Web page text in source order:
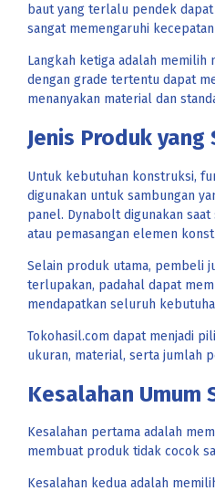
baut yang terlalu pendek
sangat memengaruhi
Langkah ketiga adalah
dengan grade tertentu dapat
menanyakan material dan
Jenis Produk
Untuk kebutuhan konstruksi,
digunakan untuk sambungan
panel. Dynabolt digunakan
atau pemasangan elemen
Selain produk utama, pembeli
terlupakan, padahal dapat
mendapatkan seluruh
Tokohasil.com dapat menjadi
ukuran, material, serta jumlah
Kesalahan Umum
Kesalahan pertama adalah
membuat produk tidak cocok
Kesalahan kedua adalah